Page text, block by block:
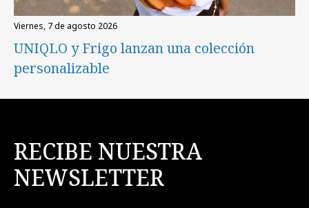
viernes, 7 de agosto 2026
UNIQLO y Frigo lanzan una colección
personalizable
RECIBE NUESTRA
NEWSLETTER